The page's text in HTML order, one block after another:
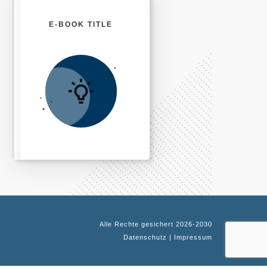
E-BOOK TITLE
Alle Rechte gesichert 2026-2030
Datenschutz | Impressum